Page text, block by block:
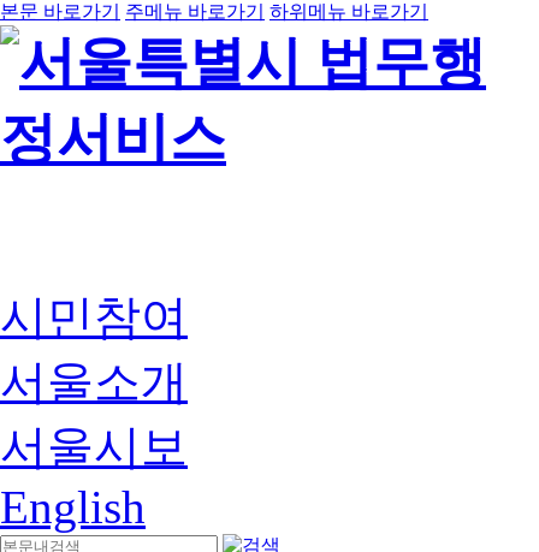
본문 바로가기 주메뉴 바로가기 하위메뉴 바로가기
시민참여
서울소개
서울시보
English